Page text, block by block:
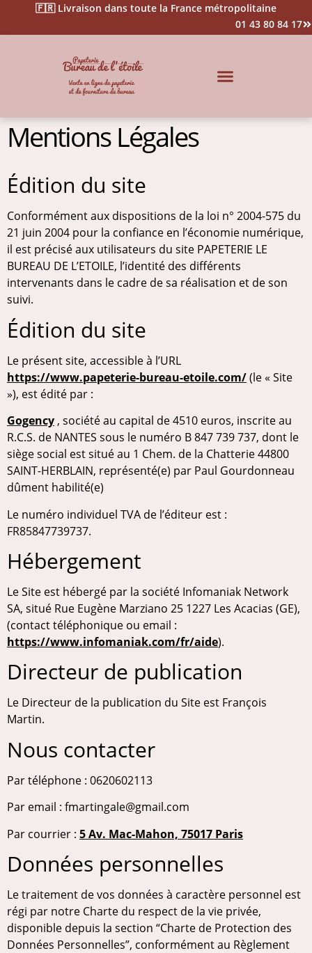
🇫🇷 Livraison dans toute la France métropolitaine
01 43 80 84 17
Mentions Légales
Édition du site
Conformément aux dispositions de la loi n° 2004-575 du
21 juin 2004 pour la confiance en l’économie numérique,
il est précisé aux utilisateurs du site PAPETERIE LE
BUREAU DE L’ETOILE, l’identité des différents
intervenants dans le cadre de sa réalisation et de son
suivi.
Édition du site
Le présent site, accessible à l’URL
https://www.papeterie-bureau-etoile.com/(le « Site
»), est édité par :
Gogency , société au capital de 4510 euros, inscrite au
R.C.S. de NANTES sous le numéro B 847 739 737, dont le
siège social est situé au 1 Chem. de la Chatterie 44800
SAINT-HERBLAIN, représenté(e) par Paul Gourdonneau
dûment habilité(e)
Le numéro individuel TVA de l’éditeur est :
FR85847739737.
Hébergement
Le Site est hébergé par la société Infomaniak Network
SA, situé Rue Eugène Marziano 25 1227 Les Acacias (GE),
(contact téléphonique ou email :
https://www.infomaniak.com/fr/aide).
Directeur de publication
Le Directeur de la publication du Site est François
Martin.
Nous contacter
Par téléphone : 0620602113
Par email : fmartingale@gmail.com
Par courrier : 5 Av. Mac-Mahon, 75017 Paris
Données personnelles
Le traitement de vos données à caractère personnel est
régi par notre Charte du respect de la vie privée,
disponible depuis la section “Charte de Protection des
Données Personnelles”, conformément au Règlement